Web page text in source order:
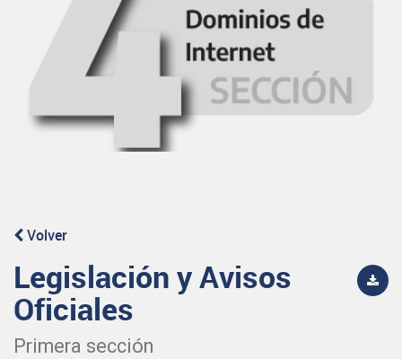
Volver
Legislación y Avisos
Oficiales
Primera sección